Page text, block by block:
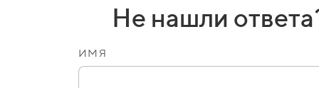
Не нашли
ИМЯ